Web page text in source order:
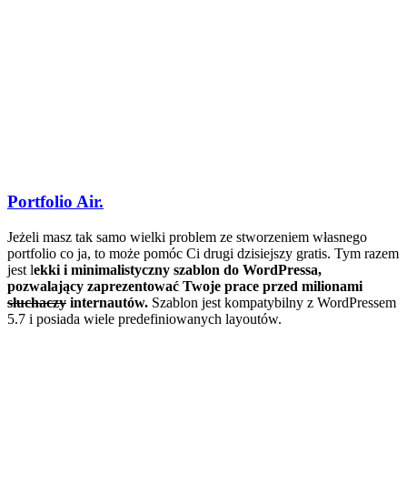
Portfolio Air.
Jeżeli masz tak samo wielki problem ze stworzeniem własnego
portfolio co ja, to może pomóc Ci drugi dzisiejszy gratis. Tym razem
jest lekki i minimalistyczny szablon do WordPressa,
pozwalający zaprezentować Twoje prace przed milionami
słuchaczy internautów. Szablon jest kompatybilny z WordPressem
5.7 i posiada wiele predefiniowanych layoutów.